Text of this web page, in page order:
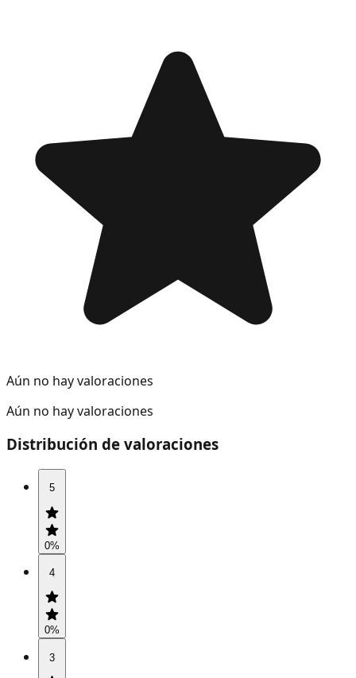
Aún no hay valoraciones
Aún no hay valoraciones
Distribución de valoraciones
5
0%
4
0%
3